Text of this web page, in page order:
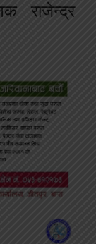
राजेन्द्र